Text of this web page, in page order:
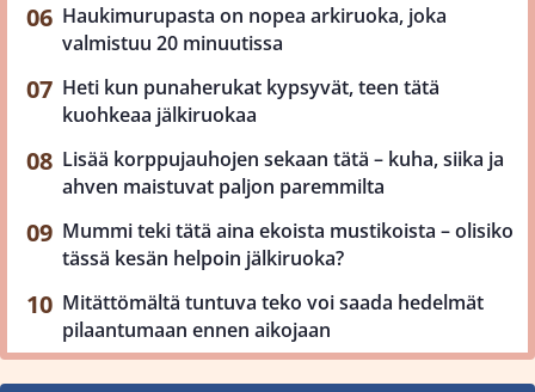
Haukimurupasta on nopea arkiruoka, joka
valmistuu 20 minuutissa
Heti kun punaherukat kypsyvät, teen tätä
kuohkeaa jälkiruokaa
Lisää korppujauhojen sekaan tätä – kuha, siika ja
ahven maistuvat paljon paremmilta
Mummi teki tätä aina ekoista mustikoista – olisiko
tässä kesän helpoin jälkiruoka?
Mitättömältä tuntuva teko voi saada hedelmät
pilaantumaan ennen aikojaan